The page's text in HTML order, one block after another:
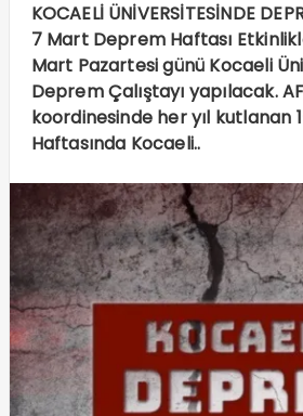
KOCAELİ ÜNİVERSİTESİNDE
7 Mart Deprem Haftası
Mart Pazartesi günü Kocaeli
Deprem Çalıştayı yapılacak.
koordinesinde her yıl kutlanan
Haftasında Kocaeli..